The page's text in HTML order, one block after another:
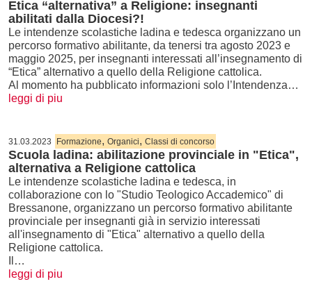
Etica “alternativa” a Religione: insegnanti
abilitati dalla Diocesi?!
Le intendenze scolastiche ladina e tedesca organizzano un
percorso formativo abilitante, da tenersi tra agosto 2023 e
maggio 2025, per insegnanti interessati all’insegnamento di
“Etica” alternativo a quello della Religione cattolica.
Al momento ha pubblicato informazioni solo l’Intendenza…
leggi di piu
31.03.2023 Formazione, Organici, Classi di concorso
Scuola ladina: abilitazione provinciale in "Etica",
alternativa a Religione cattolica
Le intendenze scolastiche ladina e tedesca, in
collaborazione con lo "Studio Teologico Accademico" di
Bressanone, organizzano un percorso formativo abilitante
provinciale per insegnanti già in servizio interessati
all'insegnamento di "Etica" alternativo a quello della
Religione cattolica.
Il…
leggi di piu